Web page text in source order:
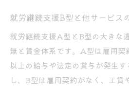
就労継続支援B型と他サービス
就労継続支援A型とB型の大きな
無と賃金体系です。A型は雇用契
以上の給与や法定の賞与が発生
し、B型は雇用契約がなく、工賃